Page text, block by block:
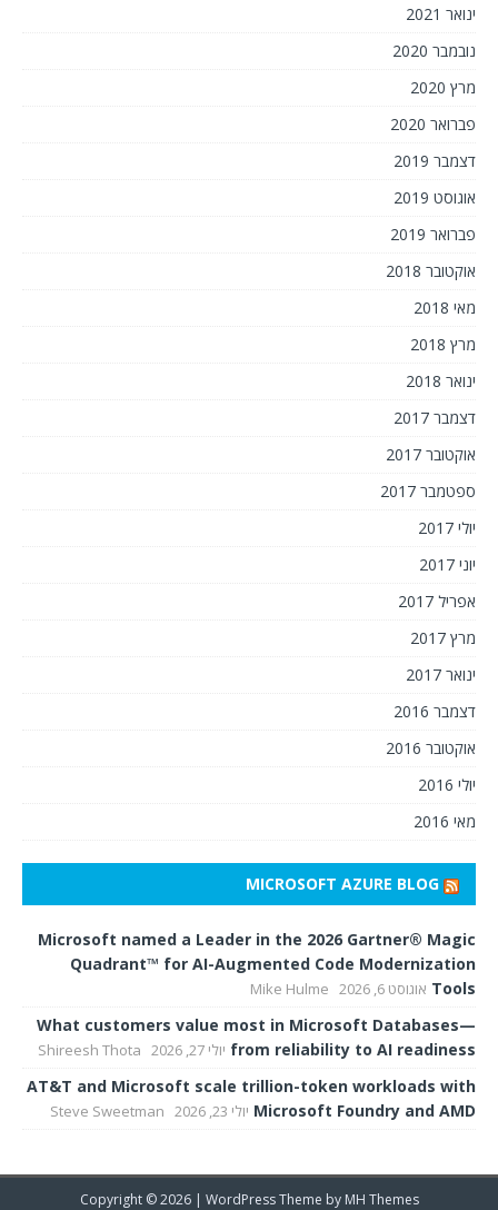
ינואר 2021
נובמבר 2020
מרץ 2020
פברואר 2020
דצמבר 2019
אוגוסט 2019
פברואר 2019
אוקטובר 2018
מאי 2018
מרץ 2018
ינואר 2018
דצמבר 2017
אוקטובר 2017
ספטמבר 2017
יולי 2017
יוני 2017
אפריל 2017
מרץ 2017
ינואר 2017
דצמבר 2016
אוקטובר 2016
יולי 2016
מאי 2016
MICROSOFT AZURE BLOG
Microsoft named a Leader in the 2026 Gartner® Magic
Quadrant™ for AI-Augmented Code Modernization
Tools אוגוסט 6, 2026 Mike Hulme
What customers value most in Microsoft Databases—
from reliability to AI readiness יולי 27, 2026 Shireesh Thota
AT&T and Microsoft scale trillion-token workloads with
Microsoft Foundry and AMD יולי 23, 2026 Steve Sweetman
Copyright © 2026 | WordPress Theme by MH Themes